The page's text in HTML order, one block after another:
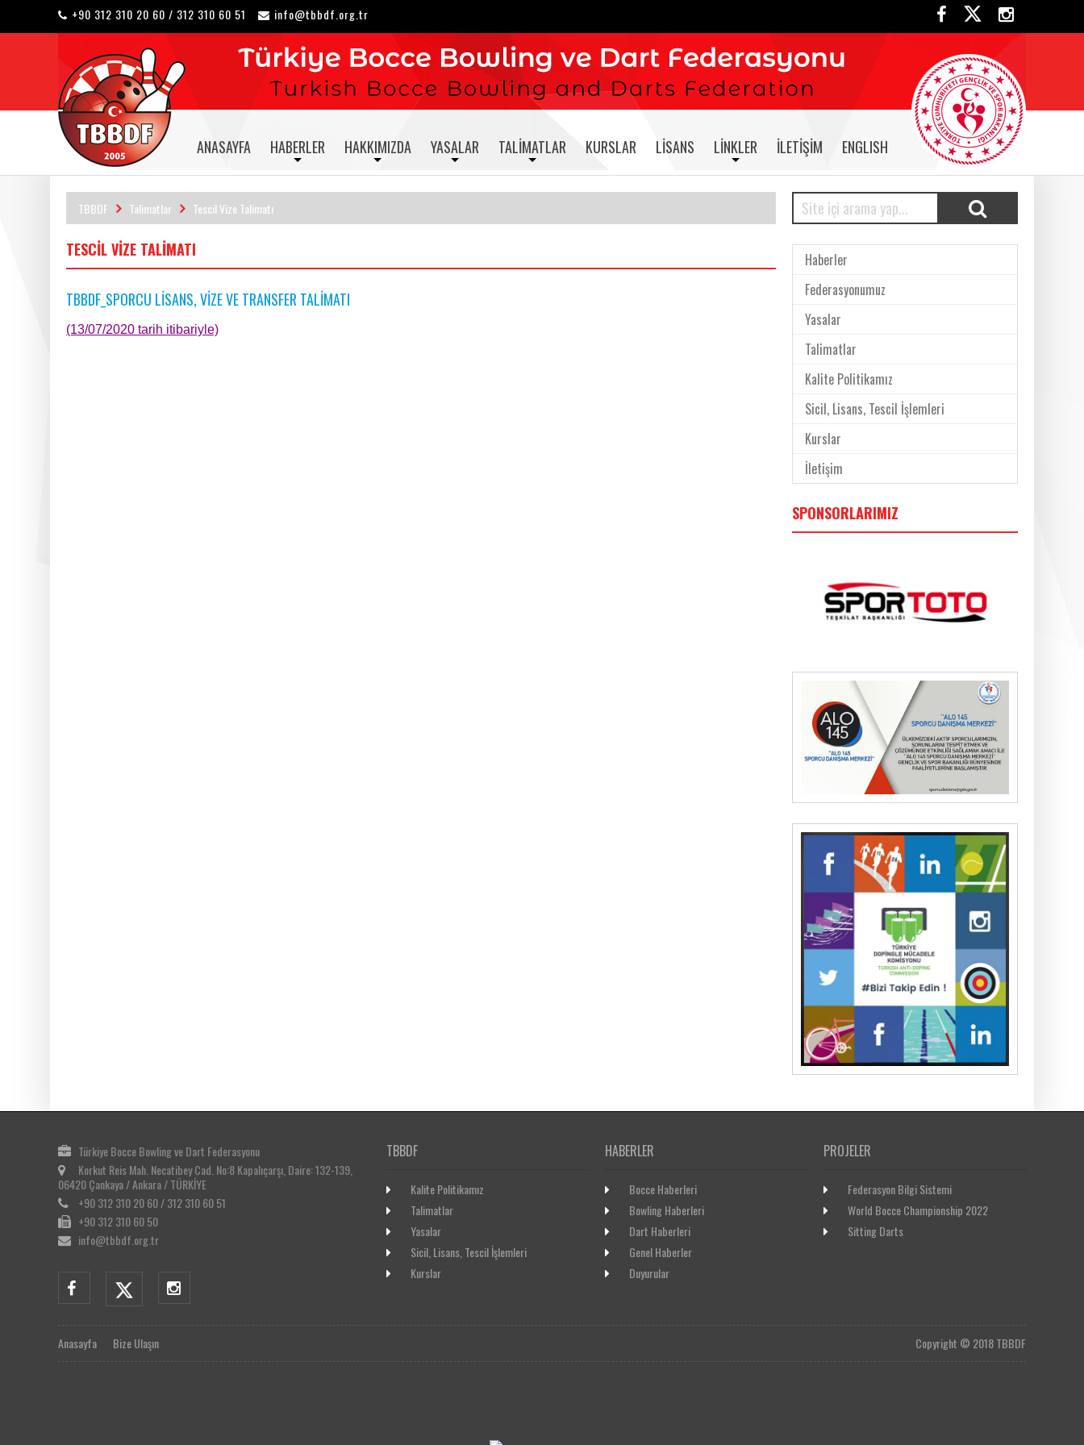
+90 312 310 20 60 / 312 310 60 51 info@tbbdf.org.tr
ANASAYFA HABERLER HAKKIMIZDA YASALAR TALIMATLAR KURSLAR LISANS LINKLER İLETIŞIM ENGLISH
TBBDF Talimatlar Tescil Vize Talimatı
TESCIL VIZE TALIMATI
TBBDF_SPORCU LİSANS, VİZE VE TRANSFER TALİMATI
(13/07/2020 tarih itibariyle)
Haberler
Federasyonumuz
Yasalar
Talimatlar
Kalite Politikamız
Sicil, Lisans, Tescil İşlemleri
Kurslar
İletişim
SPONSORLARIMIZ
Türkiye Bocce Bowling ve Dart Federasyonu
Korkut Reis Mah. Necatibey Cad. No:8 Kapalıçarşı, Daire: 132-139,
06420 Çankaya / Ankara / TÜRKİYE
+90 312 310 20 60 / 312 310 60 51
+90 312 310 60 50
info@tbbdf.org.tr
TBBDF
Kalite Politikamız
Talimatlar
Yasalar
Sicil, Lisans, Tescil İşlemleri
Kurslar
HABERLER
Bocce Haberleri
Bowling Haberleri
Dart Haberleri
Genel Haberler
Duyurular
PROJELER
Federasyon Bilgi Sistemi
World Bocce Championship 2022
Sitting Darts
Copyright © 2018 TBBDF
Anasayfa Bize Ulaşın